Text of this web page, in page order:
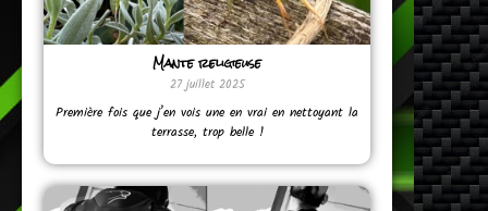
Mante religieuse
27 juillet 2025
Première fois que j’en vois une en vrai en nettoyant la
terrasse, trop belle !